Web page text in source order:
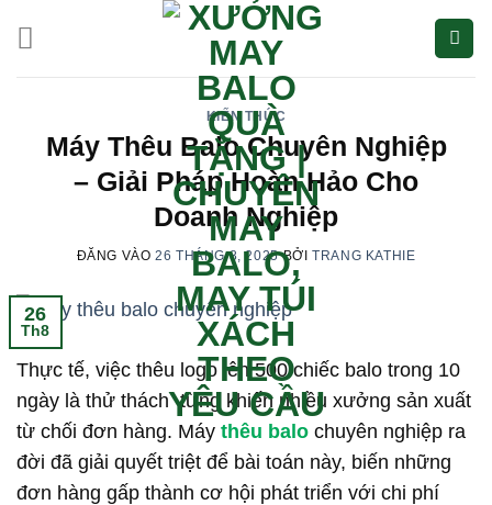
qua
nội
KIẾN THỨC
Máy Thêu Balo Chuyên Nghiệp
– Giải Pháp Hoàn Hảo Cho
Doanh Nghiệp
ĐĂNG VÀO26 THÁNG 8, 2025 BỞITRANG KATHIE
26
Th8
Thực tế, việc thêu logo lên 500 chiếc balo trong 10
ngày là thử thách từng khiến nhiều xưởng sản xuất
từ chối đơn hàng. Máy thêu balo chuyên nghiệp ra
đời đã giải quyết triệt để bài toán này, biến những
đơn hàng gấp thành cơ hội phát triển với chi phí